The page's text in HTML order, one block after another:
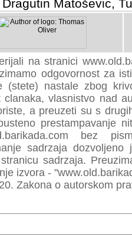
Matoševic,
na stranici
odgovornost za
(stete) nastale zbog
clanaka, vlasnistvo nad
a preuzeti su s
prestampavanje
bez
sadrzaja
sadrzaja.
izvora -
Zakona o autorskom